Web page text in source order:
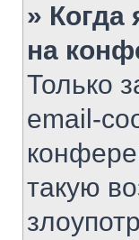
»
на
Только
email-
такую